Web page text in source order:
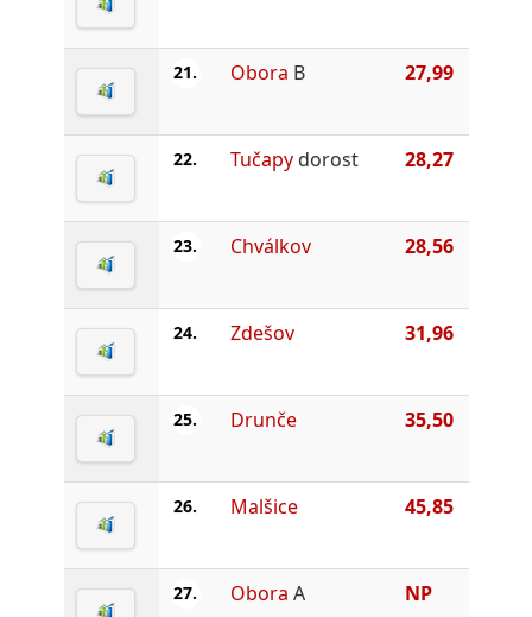
21. Obora B 27,99
22. Tučapydorost 28,27
23. Chválkov 28,56
24. Zdešov 31,96
25. Drunče 35,50
26. Malšice 45,85
27. Obora A NP